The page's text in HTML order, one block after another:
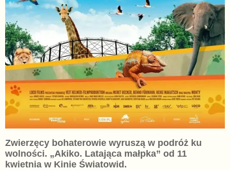
Zwierzęcy bohaterowie wyruszą w podróż ku
wolności. „Akiko. Latająca małpka” od 11
kwietnia w Kinie Światowid.